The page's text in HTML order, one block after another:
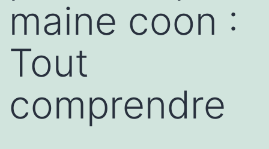
maine coon :
Tout
comprendre